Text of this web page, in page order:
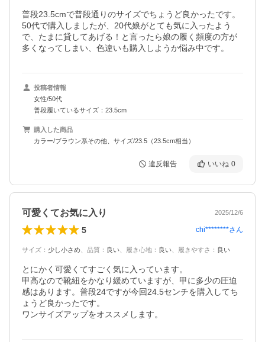
普段23.5cmで普段通りのサイズでちょうど良かったです。
50代で購入しましたが、20代娘がとても気に入ったよう
で、たまに貸してあげる！と言ったら娘の履く頻度の方が
多くなってしまい、色違いも購入しようか悩み中です。
投稿者情報
女性/50代
普段履いているサイズ：23.5cm
購入した商品
カラー/ブラウン系その他、サイズ/23.5（23.5cm相当）
違反報告 いいね 0
可愛くてお気に入り 2025/12/6
5 chi********さん
サイズ ： 少し小さめ 品質 ： 良い 履き心地 ： 良い 履きやすさ ： 良い
とにかく可愛くてすごく気に入っています。
甲高なので靴紐をかなり緩めていますが、甲に多少の圧迫
感はあります。普段24ですが今回24.5センチを購入してち
ょうど良かったです。
ワンサイズアップをオススメします。